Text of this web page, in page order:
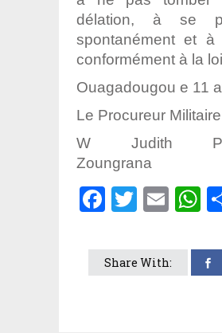
délation, à se
spontanément et à
conformément à la
Ouagadougou e 11
Le Procureur Militaire
W Judith
Zoungrana
Facebook
Share With: